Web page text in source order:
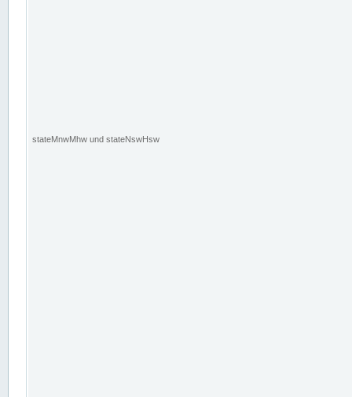
stateMnwMhw und stateNswHsw